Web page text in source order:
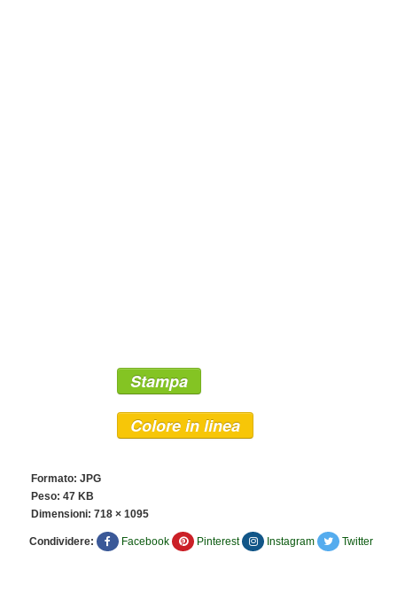
Stampa
Colore in linea
Formato: JPG
Peso: 47 KB
Dimensioni: 718 × 1095
Condividere: Facebook Pinterest Instagram Twitter